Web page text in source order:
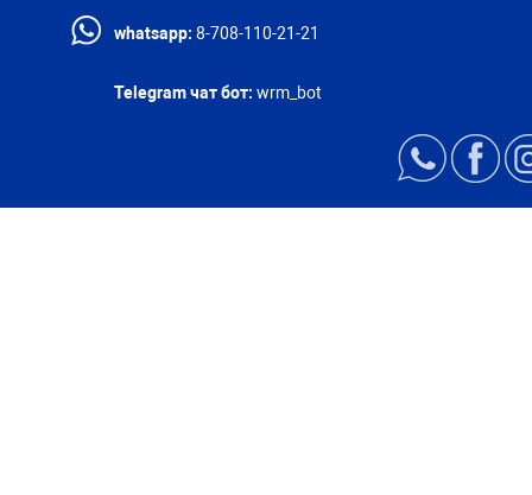
whatsapp: 8-708-110-21-21
Telegram чат бот: wrm_bot